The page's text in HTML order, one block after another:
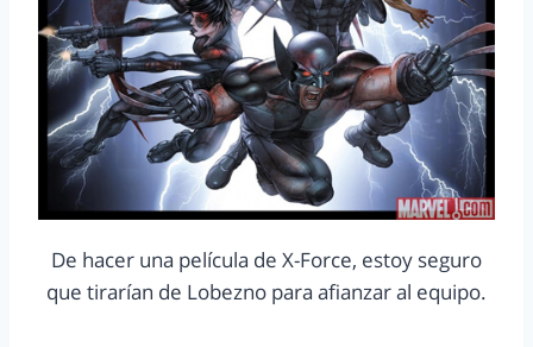
De hacer una película de X-Force, estoy seguro
que tirarían de Lobezno para afianzar al equipo.